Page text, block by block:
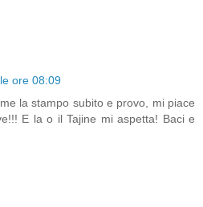
ore 08:09
la stampo subito e provo, mi piace
E la o il Tajine mi aspetta! Baci e